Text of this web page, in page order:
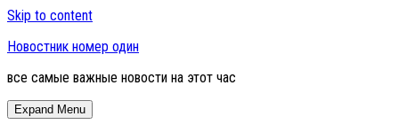
Skip to content
Новостник номер один
все самые важные новости на этот час
Expand Menu